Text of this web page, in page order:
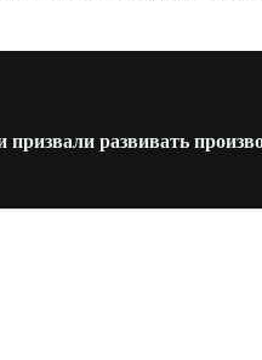
развивать